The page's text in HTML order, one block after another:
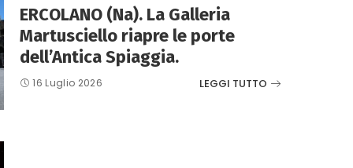
ERCOLANO (Na). La Galleria
Martusciello riapre le porte
dell’Antica Spiaggia.
16 Luglio 2026 LEGGI TUTTO